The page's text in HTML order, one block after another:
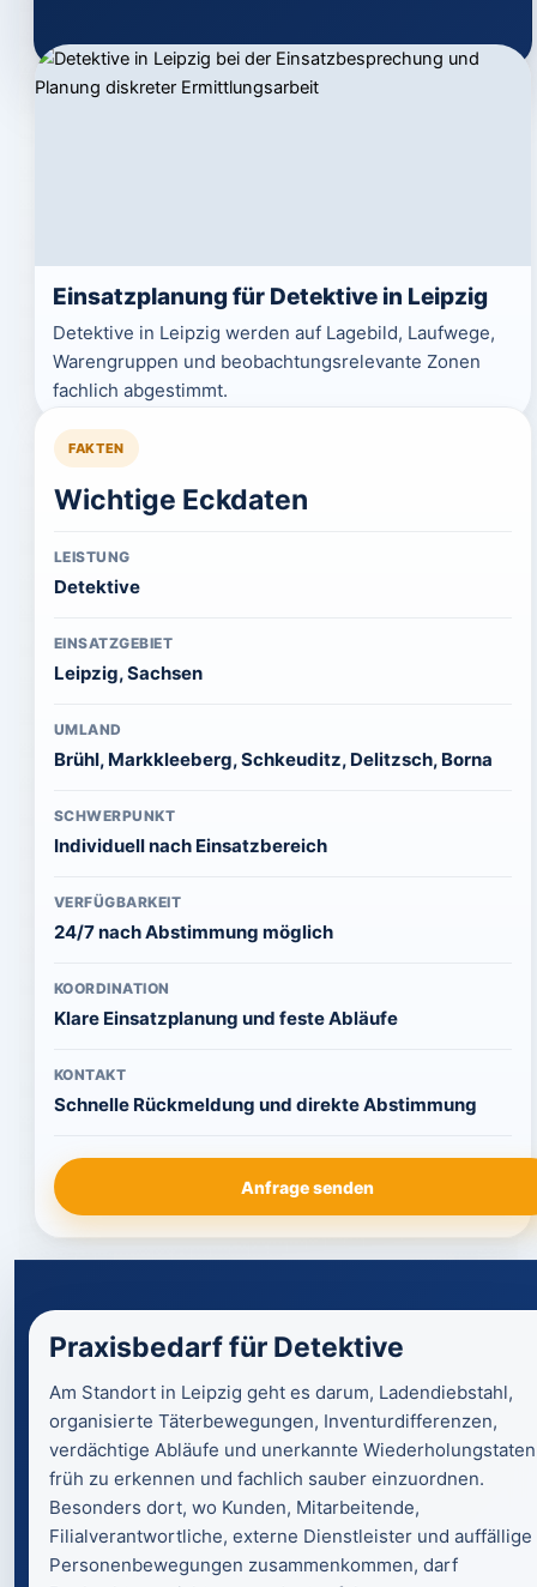
Einsatzplanung für Detektive in Leipzig
Detektive in Leipzig werden auf Lagebild, Laufwege,
Warengruppen und beobachtungsrelevante Zonen
fachlich abgestimmt.
FAKTEN
Wichtige Eckdaten
LEISTUNG
Detektive
EINSATZGEBIET
Leipzig, Sachsen
UMLAND
Brühl, Markkleeberg, Schkeuditz, Delitzsch, Borna
SCHWERPUNKT
Individuell nach Einsatzbereich
VERFÜGBARKEIT
24/7 nach Abstimmung möglich
KOORDINATION
Klare Einsatzplanung und feste Abläufe
KONTAKT
Schnelle Rückmeldung und direkte Abstimmung
Anfrage senden
Praxisbedarf für Detektive
Am Standort in Leipzig geht es darum, Ladendiebstahl,
organisierte Täterbewegungen, Inventurdifferenzen,
verdächtige Abläufe und unerkannte Wiederholungstaten
früh zu erkennen und fachlich sauber einzuordnen.
Besonders dort, wo Kunden, Mitarbeitende,
Filialverantwortliche, externe Dienstleister und auffällige
Personenbewegungen zusammenkommen, darf